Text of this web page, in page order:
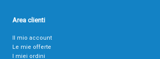
Area clienti
Il mio account
Le mie offerte
I miei ordini